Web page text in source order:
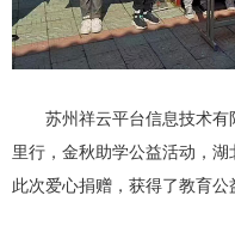
苏州祥云平台信息技术有
里行，金秋助学公益活动， 湖
此次爱心捐赠，获得了教育公